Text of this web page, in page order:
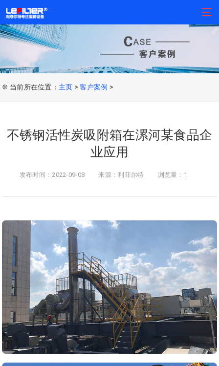
❊ 当前所在位置： 主页 >客户案例 >
不锈钢活性炭吸附箱在漯河某食品企
业应用
发布时间：2022-09-08 来源：利菲尔特 浏览量：1